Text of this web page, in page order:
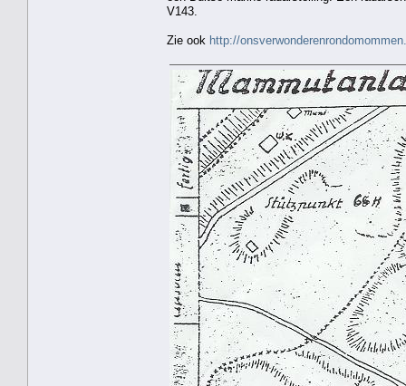
V143.
Zie ook http://